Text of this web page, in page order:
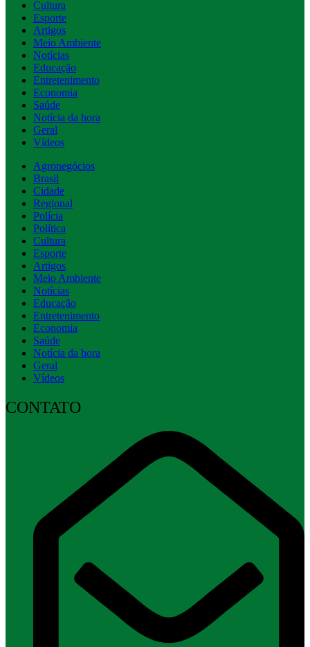
Cultura
Esporte
Artigos
Meio Ambiente
Notícias
Educação
Entretenimento
Economia
Saúde
Notícia da hora
Geral
Vídeos
Agronegócios
Brasil
Cidade
Regional
Polícia
Política
Cultura
Esporte
Artigos
Meio Ambiente
Notícias
Educação
Entretenimento
Economia
Saúde
Notícia da hora
Geral
Vídeos
CONTATO